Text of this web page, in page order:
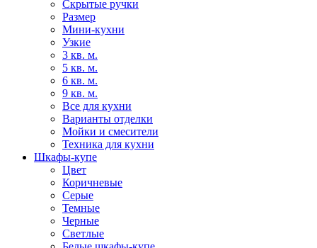
Скрытые ручки
Размер
Мини-кухни
Узкие
3 кв. м.
5 кв. м.
6 кв. м.
9 кв. м.
Все для кухни
Варианты отделки
Мойки и смесители
Техника для кухни
Шкафы-купе
Цвет
Коричневые
Серые
Темные
Черные
Светлые